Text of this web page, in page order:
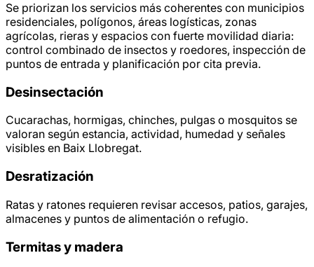
Se priorizan los servicios más coherentes con municipios
residenciales, polígonos, áreas logísticas, zonas
agrícolas, rieras y espacios con fuerte movilidad diaria:
control combinado de insectos y roedores, inspección de
puntos de entrada y planificación por cita previa.
Desinsectación
Cucarachas, hormigas, chinches, pulgas o mosquitos se
valoran según estancia, actividad, humedad y señales
visibles en Baix Llobregat.
Desratización
Ratas y ratones requieren revisar accesos, patios, garajes,
almacenes y puntos de alimentación o refugio.
Termitas y madera